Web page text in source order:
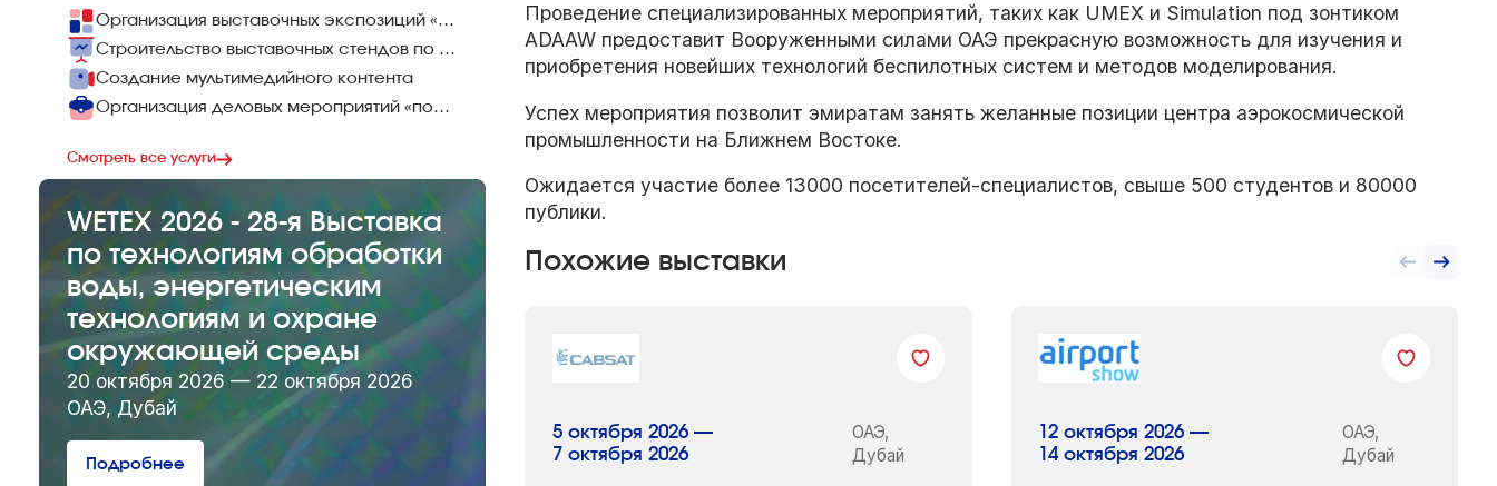
Организация выставочных экспозиций «под ключ»
Строительство выставочных стендов по всему миру
Создание мультимедийного контента
Организация деловых мероприятий «под ключ»
Смотреть все услуги
WETEX 2026 - 28-я Выставка
по технологиям обработки
воды, энергетическим
технологиям и охране
окружающей среды
20 октября 2026 — 22 октября 2026
ОАЭ, Дубай
Подробнее
Проведение специализированных мероприятий, таких как UMEX и Simulation под зонтиком
ADAAW предоставит Вооруженными силами ОАЭ прекрасную возможность для изучения и
приобретения новейших технологий беспилотных систем и методов моделирования.
Успех мероприятия позволит эмиратам занять желанные позиции центра аэрокосмической
промышленности на Ближнем Востоке.
Ожидается участие более 13000 посетителей-специалистов, свыше 500 студентов и 80000
публики.
Похожие выставки
5 октября 2026 —
7 октября 2026
ОАЭ,
Дубай
12 октября 2026 —
14 октября 2026
ОАЭ,
Дубай